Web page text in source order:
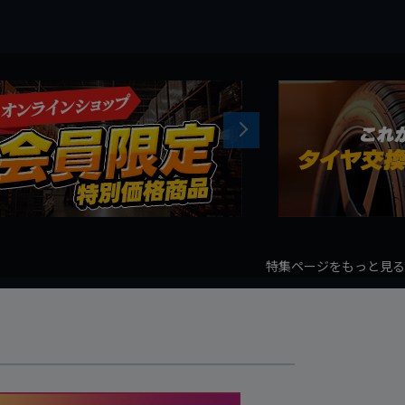
Next
特集ページをもっと見る